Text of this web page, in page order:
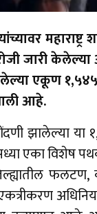
महाराष्ट्र
जारी केलेल्या
आलेल्या एकूण
आहे.
झालेल्या या
एका विशेष
एकत्रीकरण